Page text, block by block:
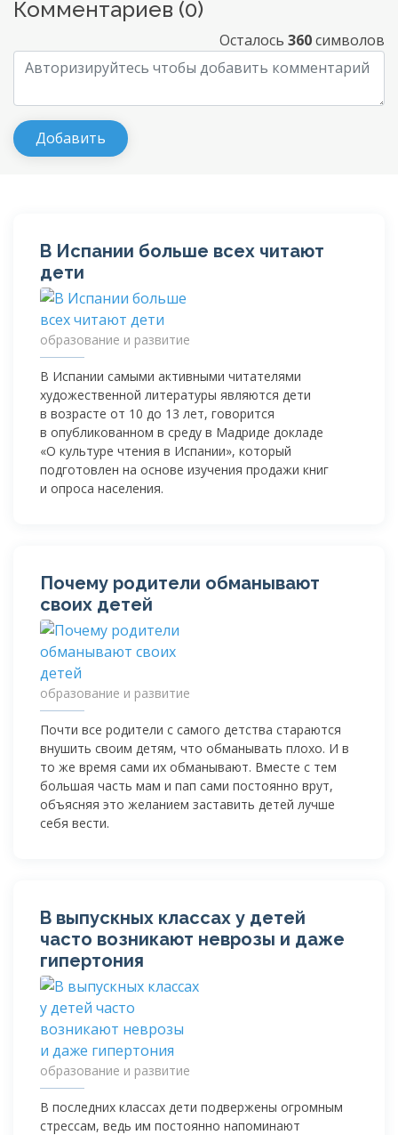
Комментариев (0)
Осталось 360символов
В Испании больше всех читают
дети
образование и развитие
В Испании самыми активными читателями
художественной литературы являются дети
в возрасте от 10 до 13 лет, говорится
в опубликованном в среду в Мадриде докладе
«О культуре чтения в Испании», который
подготовлен на основе изучения продажи книг
и опроса населения.
Почему родители обманывают
своих детей
образование и развитие
Почти все родители с самого детства стараются
внушить своим детям, что обманывать плохо. И в
то же время сами их обманывают. Вместе с тем
большая часть мам и пап сами постоянно врут,
объясняя это желанием заставить детей лучше
себя вести.
В выпускных классах у детей
часто возникают неврозы и даже
гипертония
образование и развитие
В последних классах дети подвержены огромным
стрессам, ведь им постоянно напоминают